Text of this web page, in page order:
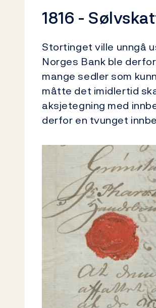
1816 -
Stortinget ville unngå
Norges Bank ble
mange sedler som
måtte det imidlertid
aksjetegning med
derfor en tvunget